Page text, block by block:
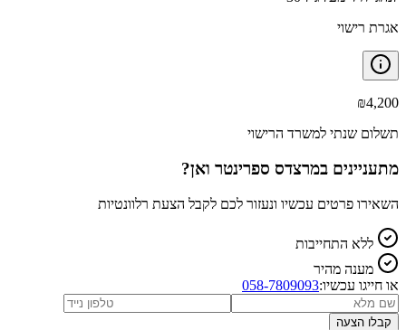
אגרת רישוי
₪4,200
תשלום שנתי למשרד הרישוי
מתעניינים במרצדס ספרינטר ואן?
השאירו פרטים עכשיו ונעזור לכם לקבל הצעת רלוונטיות
ללא התחייבות
מענה מהיר
או חייגו עכשיו:058-7809093
קבלו הצעה